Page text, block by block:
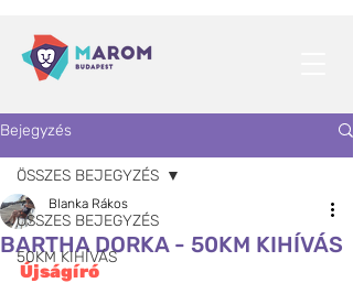
Bejegyzés
ÖSSZES BEJEGYZÉS
50KM KIHÍVÁS
ÖSSZES BEJEGYZÉS
BARTHA DORKA - 50KM KIHÍVÁS
Blanka Rákos
Újságíró